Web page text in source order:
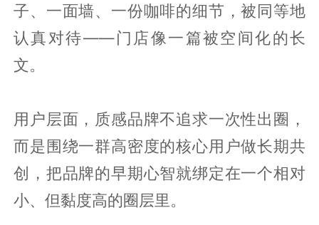
子、一面墙、一份咖啡的细节，被同等地
认真对待——门店像一篇被空间化的长
文。
用户层面，质感品牌不追求一次性出圈，
而是围绕一群高密度的核心用户做长期共
创，把品牌的早期心智就绑定在一个相对
小、但黏度高的圈层里。